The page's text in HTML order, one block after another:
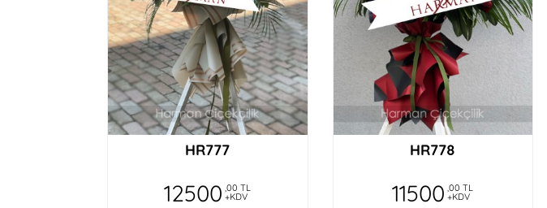
HR777
12500 ,00 TL
+KDV
HR778
11500 ,00 TL
+KDV